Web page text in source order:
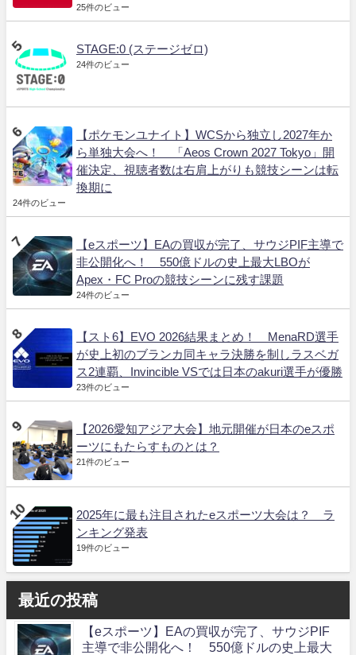
25件のビュー
STAGE:0 (ステージゼロ)
24件のビュー
【ポケモンユナイト】WCSから独立し2027年か
ら単独大会へ！ 「Aeos Crown 2027 Tokyo」開
催決定、視聴者数は右肩上がりも競技シーンは転
換期に
24件のビュー
【eスポーツ】EAの買収が完了、サウジPIF主導で
非公開化へ！ 550億ドルの史上最大LBOが
Apex・FC Proの競技シーンに残す課題
24件のビュー
【スト6】EVO 2026結果まとめ！ MenaRD選手
が史上初のブランカ同キャラ決勝を制しラスベガ
ス2連覇、Invincible VSでは日本のakuri選手が優勝
23件のビュー
【2026愛知アジア大会】地元開催が日本のeスポ
ーツにもたらすものとは？
21件のビュー
2025年に最も注目されたeスポーツ大会は？ ラ
ンキング発表
19件のビュー
最近の投稿
【eスポーツ】EAの買収が完了、サウジPIF
主導で非公開化へ！ 550億ドルの史上最大